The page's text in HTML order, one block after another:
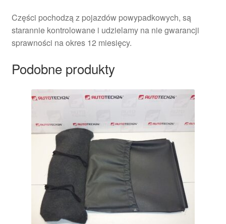
Części pochodzą z pojazdów powypadkowych, są
starannie kontrolowane i udzielamy na nie gwarancji
sprawności na okres 12 miesięcy.
Podobne produkty